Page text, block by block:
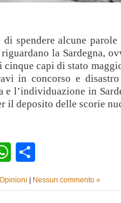
spendere alcune
la Sardegna,
cinque capi di stato
in concorso e
e l’individuazione in
il deposito delle scorie
WhatsApp
| Nessun commento »